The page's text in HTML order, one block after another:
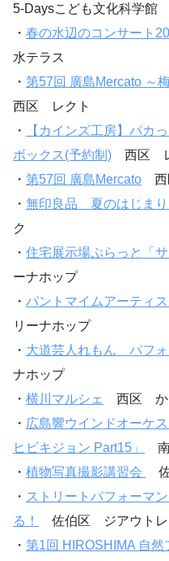
5-Daysこども文化科学館
・ 春の水辺のコンサート
水テラス
・ 第57回 廣島Mercato ～
西区 レクト
・
【カインズ工房】パカ
ボックス(予約制) 西区
・ 第57回 廣島Mercato 西
・ 無印良品 夏のはじまり
ク
・ 住宅展示場ぷらっと「サ
ーナホップ
・ パントマイムアーティス
リーナホップ
・ 大道芸人れもん パフォ
ナホップ
・ 横川マルシェ
西区 か
・ 広島響ウインドオーケ
ヒビキジョン Part15」
南
・ 植物写真撮影講習会
・ ストリートパフォーマ
る！
佐伯区 ジアウト
・ 第1回 HIROSHIMA 自